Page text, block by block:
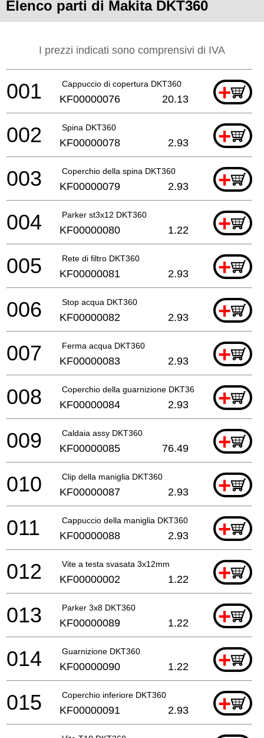
Elenco parti di Makita DKT360
I prezzi indicati sono comprensivi di IVA
Cappuccio di copertura DKT360 +
001 KF00000076 20.13
Spina DKT360 +
002 KF00000078 2.93
Coperchio della spina DKT360 +
003 KF00000079 2.93
Parker st3x12 DKT360 +
004 KF00000080 1.22
Rete di filtro DKT360 +
005 KF00000081 2.93
Stop acqua DKT360 +
006 KF00000082 2.93
Ferma acqua DKT360 +
007 KF00000083 2.93
Coperchio della guarnizione DKT360 +
008 KF00000084 2.93
Caldaia assy DKT360 +
009 KF00000085 76.49
Clip della maniglia DKT360 +
010 KF00000087 2.93
Cappuccio della maniglia DKT360 +
011 KF00000088 2.93
Vite a testa svasata 3x12mm +
012 KF00000002 1.22
Parker 3x8 DKT360 +
013 KF00000089 1.22
Guarnizione DKT360 +
014 KF00000090 1.22
Coperchio inferiore DKT360 +
015 KF00000091 2.93